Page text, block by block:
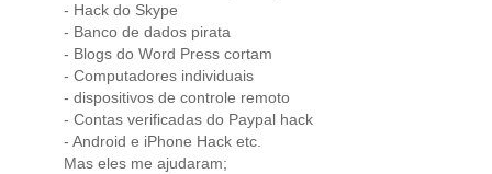
- Hack do Skype
- Banco de dados pirata
- Blogs do Word Press cortam
- Computadores individuais
- dispositivos de controle remoto
- Contas verificadas do Paypal hack
- Android e iPhone Hack etc.
Mas eles me ajudaram;